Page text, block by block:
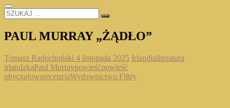
SZUKAJ
…
PAUL MURRAY „ŻĄDŁO”
Tomasz Radochoński 4 listopada 2025 Irlandialiteratura
irlandzkaPaul Murraypowieśćpowieść
obyczajowarecenzjaWydawnictwo Filtry